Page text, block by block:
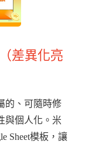
差異化亮
的、可隨時修
與個人化。米
Sheet模板，讓